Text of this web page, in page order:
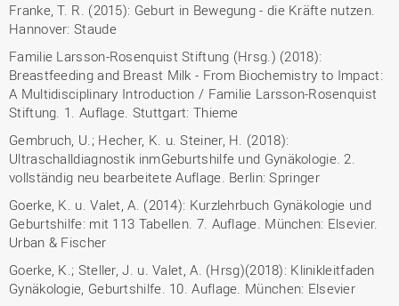
Franke, T. R. (2015): Geburt in Bewegung - die Kräfte nutzen.
Hannover: Staude
Familie Larsson-Rosenquist Stiftung (Hrsg.) (2018):
Breastfeeding and Breast Milk - From Biochemistry to Impact:
A Multidisciplinary Introduction / Familie Larsson-Rosenquist
Stiftung. 1. Auflage. Stuttgart: Thieme
Gembruch, U.; Hecher, K. u. Steiner, H. (2018):
Ultraschalldiagnostik inmGeburtshilfe und Gynäkologie. 2.
vollständig neu bearbeitete Auflage. Berlin: Springer
Goerke, K. u. Valet, A. (2014): Kurzlehrbuch Gynäkologie und
Geburtshilfe: mit 113 Tabellen. 7. Auflage. München: Elsevier.
Urban & Fischer
Goerke, K.; Steller, J. u. Valet, A. (Hrsg)(2018): Klinikleitfaden
Gynäkologie, Geburtshilfe. 10. Auflage. München: Elsevier